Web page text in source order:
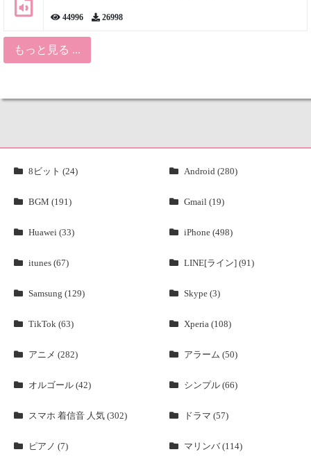
44996 26998
もっと見る ...
8ビット (24) Android (280)
BGM (191) Gmail (19)
Huawei (33) iPhone (498)
itunes (67) LINE[ライン] (91)
Samsung (129) Skype (3)
TikTok (63) Xperia (108)
アニメ (282) アラーム (50)
オルゴール (42) シンプル (66)
スマホ 着信音 人気 (302) ドラマ (57)
ピアノ (7) マリンバ (114)